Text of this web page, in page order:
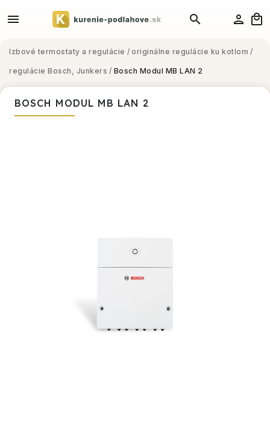
Izbové termostaty a regulácie / originálne regulácie ku kotlom /
regulácie Bosch, Junkers / Bosch Modul MB LAN 2
BOSCH MODUL MB LAN 2